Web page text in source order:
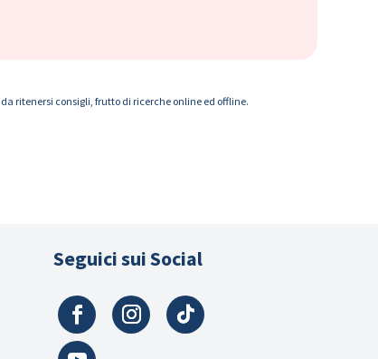
ritenersi consigli, frutto di ricerche online ed offline.
Seguici sui Social